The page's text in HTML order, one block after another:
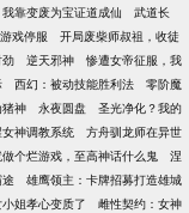
靠变废为宝证道成仙
武道长
戏停服
开局废柴师叔祖，收徒
逆天邪神
惨遭女帝征服，我
西幻：被动技能胜利法
零阶魔
神 永夜圆盘
圣光净化？我的
神调教系统
方舟驯龙师在异世
个烂游戏，至高神话什么鬼
涅
雄鹰领主：卡牌招募打造雄城
小姐孝心变质了
雌性契约：女神